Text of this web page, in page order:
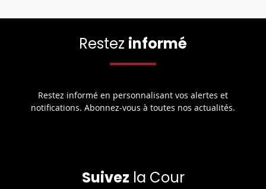
Restez informé
Restez informé en personnalisant vos alertes et
notifications. Abonnez-vous à toutes nos actualités.
Suivez la Cour